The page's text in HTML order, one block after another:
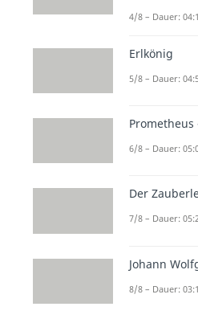
4/8 – Dauer:
Erlkönig
5/8 – Dauer:
Prometheus
6/8 – Dauer:
Der
7/8 – Dauer:
Johann
8/8 – Dauer: